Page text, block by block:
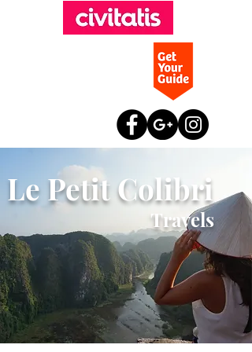
Le Petit Colibri
Travels